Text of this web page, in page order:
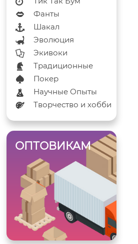
Фанты
Шакал
Эволюция
Экивоки
Традиционные
Покер
Научные Опыты
Творчество и хобби
ОПТОВИКАМ